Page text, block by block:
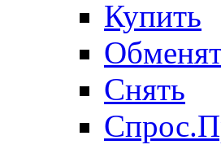
Купить
Снять